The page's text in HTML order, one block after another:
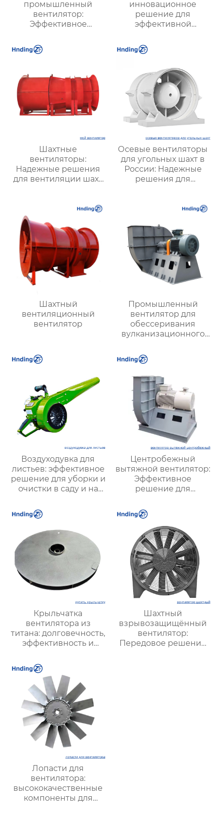
промышленный
вентилятор:
Эффективное
надежной вентиляции
инновационное
решение для
эффективной
оптимизации работы
Шахтные
вентиляторы:
Надежные решения
для вентиляции шахт
Осевые вентиляторы
для угольных шахт в
России: Надежные
решения для
безопасности
Шахтный
вентиляционный
вентилятор
Промышленный
вентилятор для
обессеривания
вулканизационного
наличии на складе
Воздуходувка для
листьев: эффективное
решение для уборки и
очистки в саду и на
Центробежный
вытяжной вентилятор:
Эффективное
решение для
вентиляционных
Крыльчатка
вентилятора из
титана: долговечность,
эффективность и
преимущества
Шахтный
взрывозащищённый
вентилятор:
Передовое решение
Лопасти для
вентилятора:
высококачественные
компоненты для